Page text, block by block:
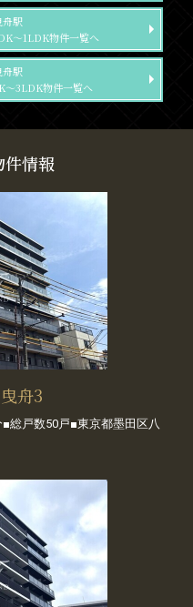
舟駅
～1LDK物件一覧へ
舟駅
～3LDK物件一覧へ
件情報
舟3
総戸数50戸■東京都墨田区八